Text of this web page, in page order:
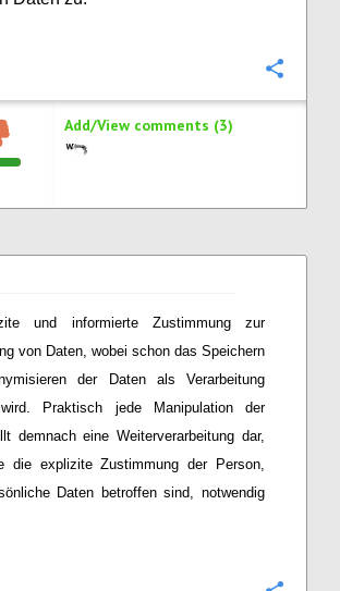
Add/View comments (3)
und informierte Zustimmung zur
von Daten, wobei schon das Speichern
der Daten als Verarbeitung
Praktisch jede Manipulation der
demnach eine Weiterverarbeitung dar,
die explizite Zustimmung der Person,
Daten betroffen sind, notwendig